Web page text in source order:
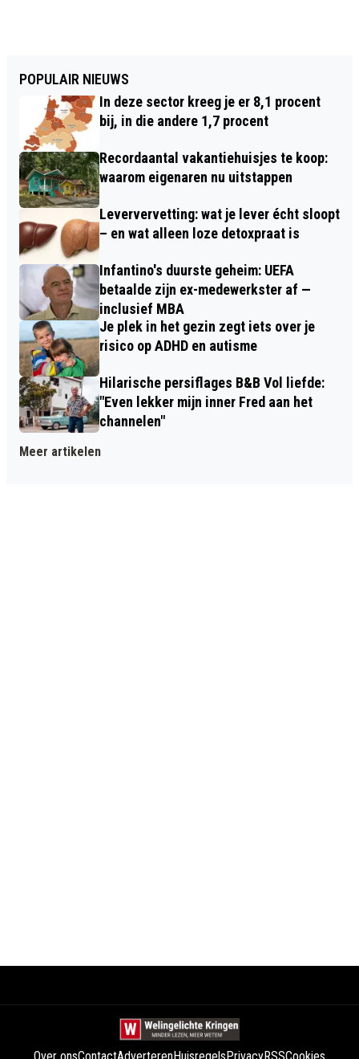
POPULAIR NIEUWS
In deze sector kreeg je er 8,1 procent
bij, in die andere 1,7 procent
Recordaantal vakantiehuisjes te koop:
waarom eigenaren nu uitstappen
Leververvetting: wat je lever écht sloopt
– en wat alleen loze detoxpraat is
Infantino's duurste geheim: UEFA
betaalde zijn ex-medewerkster af —
inclusief MBA
Je plek in het gezin zegt iets over je
risico op ADHD en autisme
Hilarische persiflages B&B Vol liefde:
"Even lekker mijn inner Fred aan het
channelen"
Meer artikelen